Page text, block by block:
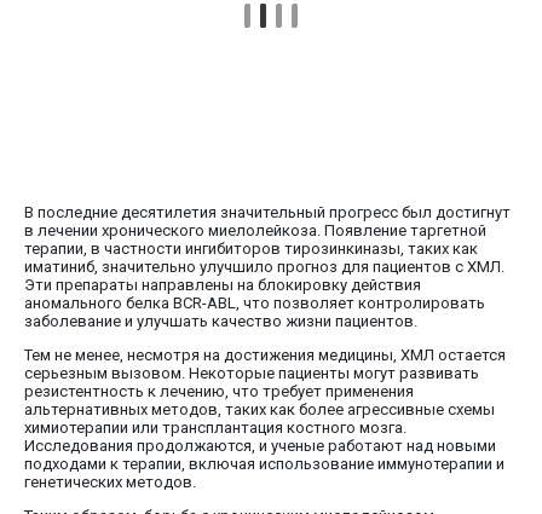
В последние десятилетия значительный прогресс был достигнут
в лечении хронического миелолейкоза. Появление таргетной
терапии, в частности ингибиторов тирозинкиназы, таких как
иматиниб, значительно улучшило прогноз для пациентов с ХМЛ.
Эти препараты направлены на блокировку действия
аномального белка BCR-ABL, что позволяет контролировать
заболевание и улучшать качество жизни пациентов.
Тем не менее, несмотря на достижения медицины, ХМЛ остается
серьезным вызовом. Некоторые пациенты могут развивать
резистентность к лечению, что требует применения
альтернативных методов, таких как более агрессивные схемы
химиотерапии или трансплантация костного мозга.
Исследования продолжаются, и ученые работают над новыми
подходами к терапии, включая использование иммунотерапии и
генетических методов.